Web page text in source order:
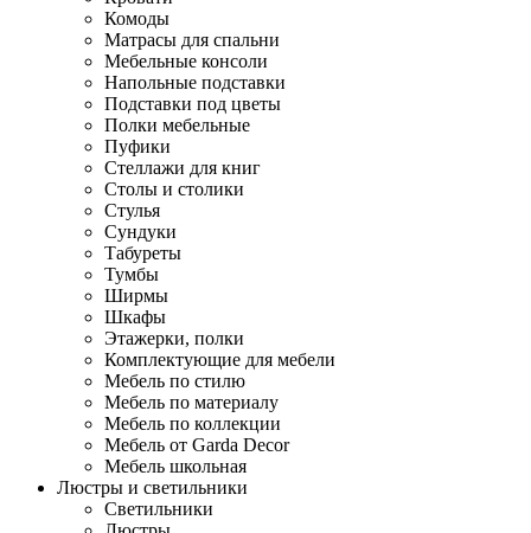
Комоды
Матрасы для спальни
Мебельные консоли
Напольные подставки
Подставки под цветы
Полки мебельные
Пуфики
Стеллажи для книг
Столы и столики
Стулья
Сундуки
Табуреты
Тумбы
Ширмы
Шкафы
Этажерки, полки
Комплектующие для мебели
Мебель по стилю
Мебель по материалу
Мебель по коллекции
Мебель от Garda Decor
Мебель школьная
Люстры и светильники
Светильники